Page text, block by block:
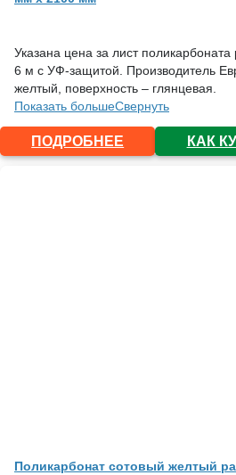
Указана цена за лист
6 м с УФ-защитой. Производитель
желтый, поверхность – глянцевая.
Показать большеСвернуть
ПОДРОБНЕЕ КАК
Поликарбонат сотовый желтый